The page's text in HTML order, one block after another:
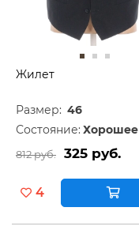
Жилет
Размер: 46
Состояние: Хорошее
812 руб. 325 руб.
4